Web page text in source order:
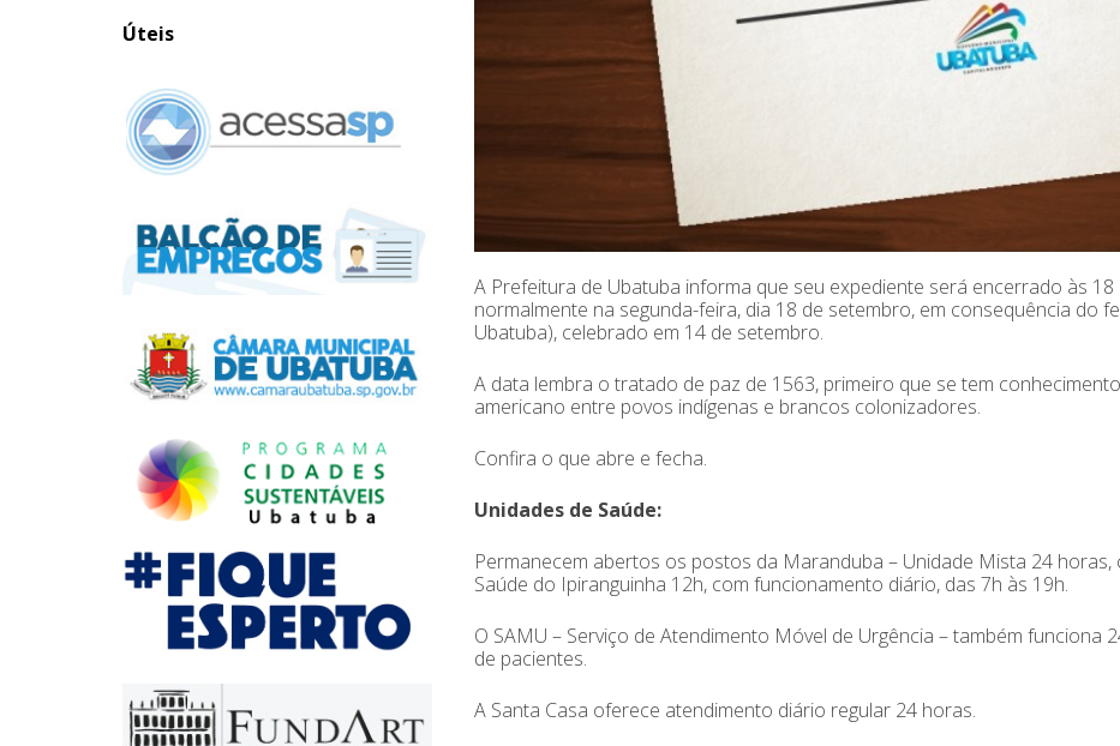
A Prefeitura de Ubatuba informa que seu expediente será encerrado às
normalmente na segunda-feira, dia 18 de setembro, em consequência do
Ubatuba), celebrado em 14 de setembro.
A data lembra o tratado de paz de 1563, primeiro que se tem
americano entre povos indígenas e brancos colonizadores.
Confira o que abre e fecha.
Unidades de Saúde:
Permanecem abertos os postos da Maranduba – Unidade Mista 24
Saúde do Ipiranguinha 12h, com funcionamento diário, das 7h às 19h.
O SAMU – Serviço de Atendimento Móvel de Urgência – também
de pacientes.
A Santa Casa oferece atendimento diário regular 24 horas.
Úteis